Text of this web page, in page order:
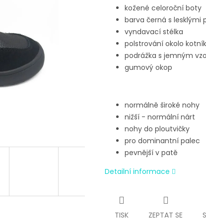
kožené celoroční boty
barva černá s lesklými
vyndavací stélka
polstrování okolo
podrážka s jemným
gumový okop
normálně široké nohy
nižší - normální nárt
nohy do ploutvičky
pro dominantní palec
pevnější v patě
Detailní informace
TISK ZEPTAT SE